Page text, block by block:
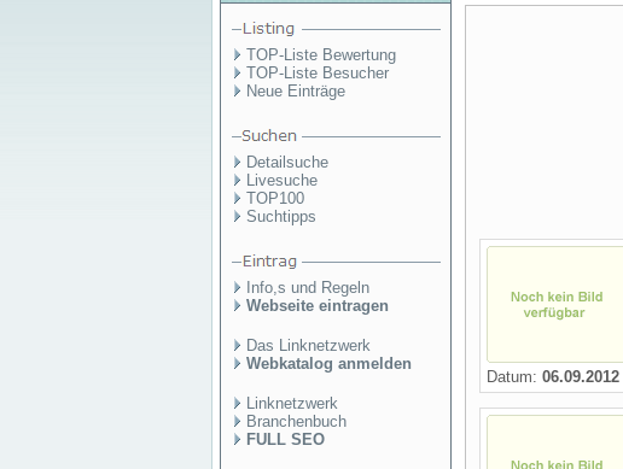
TOP-Liste Bewertung
TOP-Liste Besucher
Neue Einträge
Detailsuche
Livesuche
TOP100
Suchtipps
Info,s und Regeln
Webseite eintragen
Das Linknetzwerk
Webkatalog anmelden
Linknetzwerk
Branchenbuch
FULL SEO
Datum: 06.09.2012